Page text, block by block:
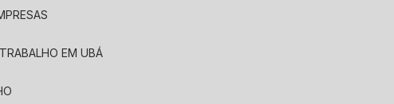
EM UBÁ